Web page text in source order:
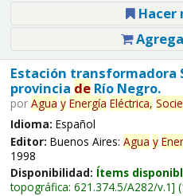
Hacer
Estación transformadora
provincia deRío Negro.
por Agua y Energía Eléctrica,
Idioma: Español
Editor: Buenos Aires: Agua y
1998
Disponibilidad: Ítems
topográfica: 621.374.5/A282/v.1